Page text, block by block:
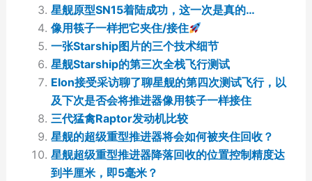
星舰原型SN15着陆成功，这一次是真的…
像用筷子一样把它夹住/接住
一张Starship图片的三个技术细节
星舰Starship的第三次全栈飞行测试
Elon接受采访聊了聊星舰的第四次测试飞行，以
及下次是否会将推进器像用筷子一样接住
三代猛禽Raptor发动机比较
星舰的超级重型推进器将会如何被夹住回收？
星舰超级重型推进器降落回收的位置控制精度达
到半厘米，即5毫米？